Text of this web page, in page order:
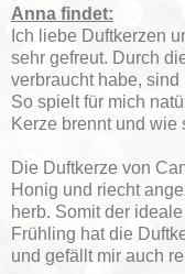
Anna findet:
Ich liebe Duftkerzen
sehr gefreut. Durch
verbraucht habe,
So spielt für mich
Kerze brennt und wie
Die Duftkerze von
Honig und riecht
herb. Somit der
Frühling hat die
und gefällt mir auch